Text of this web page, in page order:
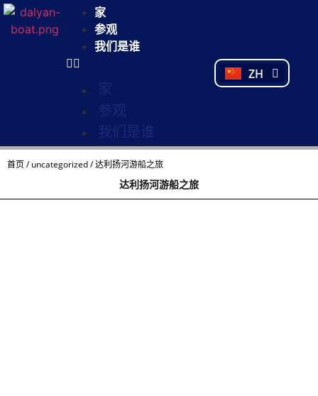
家
参观
我们是谁
家
参观
我们是谁
ZH
PT
TR
首页/uncategorized/ 达利扬河游船之旅
达利扬河游船之旅